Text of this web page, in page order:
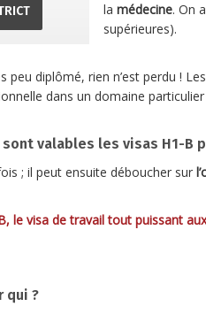
la médecine. On
supérieures).
peu diplômé, rien n’est perdu ! Les
dans un domaine
valables les visas H1-B
; il peut ensuite déboucher sur
le visa de travail tout puissant
qui ?